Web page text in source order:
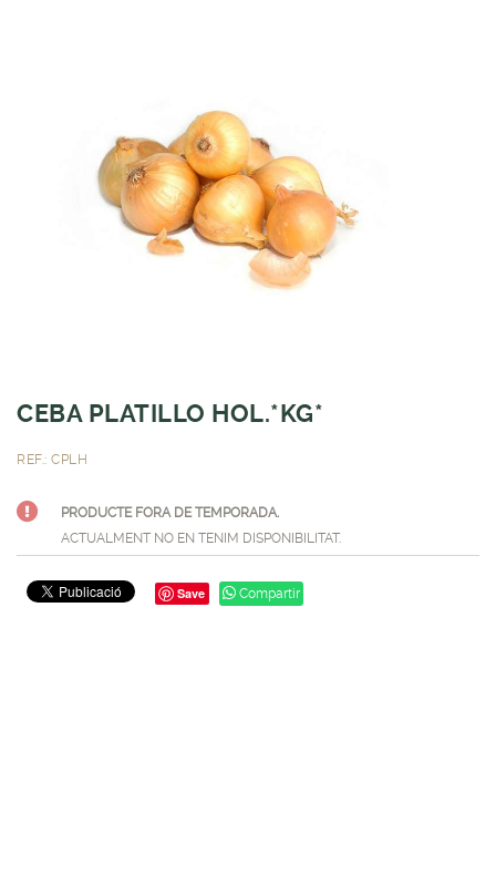
CEBA PLATILLO HOL.*KG*
REF.: CPLH
PRODUCTE FORA DE TEMPORADA.
ACTUALMENT NO EN TENIM DISPONIBILITAT.
Save Compartir